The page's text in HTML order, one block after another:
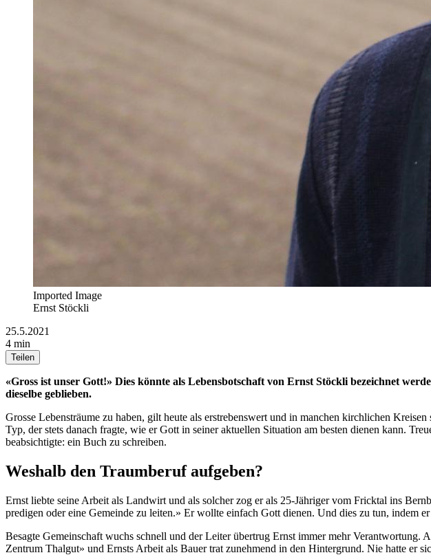
Imported Image
Ernst Stöckli
25.5.2021
4 min
Teilen
«Gross ist unser Gott!» Dies könnte als Lebensbotschaft von Ernst Stöckli bezeichnet
dieselbe geblieben.
Grosse Lebensträume zu haben, gilt heute als erstrebenswert und in manchen kirchlichen
Typ, der stets danach fragte, wie er Gott in seiner aktuellen Situation am besten dienen kann.
beabsichtigte: ein Buch zu schreiben.
Weshalb den Traumberuf aufgeben?
Ernst liebte seine Arbeit als Landwirt und als solcher zog er als 25-Jähriger vom Fricktal ins
predigen oder eine Gemeinde zu leiten.» Er wollte einfach Gott dienen. Und dies zu tun, indem
Besagte Gemeinschaft wuchs schnell und der Leiter übertrug Ernst immer mehr
Zentrum Thalgut» und Ernsts Arbeit als Bauer trat zunehmend in den Hintergrund. Nie hatte er